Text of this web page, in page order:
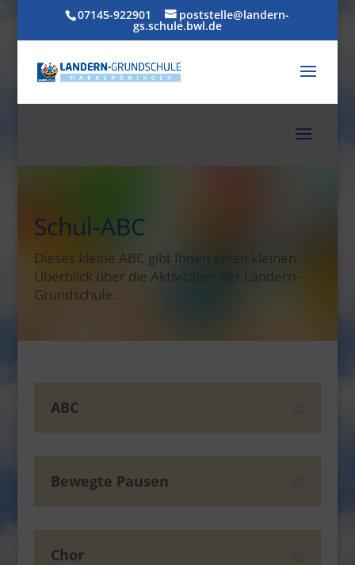
07145-922901 poststelle@landern-
gs.schule.bwl.de
Schul-ABC
Dieses kleine ABC gibt Ihnen einen kleinen
Überblick über die Aktivitäten der Landern-
Grundschule.
ABC
Bewegte Pausen
Chor